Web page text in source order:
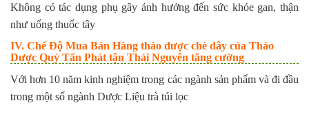
Không có tác dụng phụ gây ảnh hưởng đến sức khỏe gan, thận
như uống thuốc tây
IV. Chế Độ Mua Bán Hàng thảo dược chè dây của Thảo
Dược Quý Tấn Phát tận Thái Nguyên tăng cường
Với hơn 10 năm kinh nghiệm trong các ngành sản phẩm và đi đầu
trong một số ngành Dược Liệu trà túi lọc